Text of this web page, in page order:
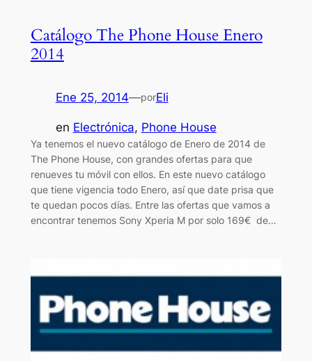
Catálogo The Phone House Enero
2014
Ene 25, 2014—porEli
en Electrónica, Phone House
Ya tenemos el nuevo catálogo de Enero de 2014 de
The Phone House, con grandes ofertas para que
renueves tu móvil con ellos. En este nuevo catálogo
que tiene vigencia todo Enero, así que date prisa que
te quedan pocos días. Entre las ofertas que vamos a
encontrar tenemos Sony Xperia M por solo 169€ de…